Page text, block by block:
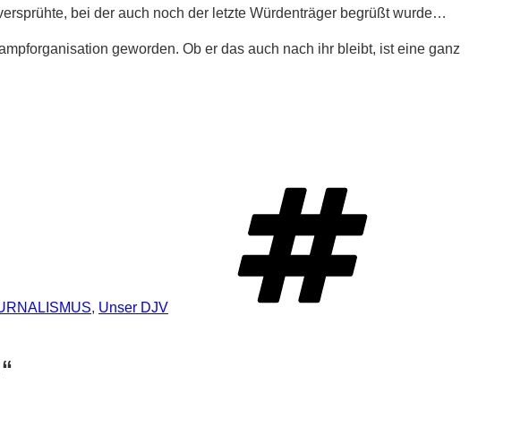
bei der auch noch der letzte Würdenträger begrüßt wurde…
geworden. Ob er das auch nach ihr bleibt, ist eine ganz
, Unser DJV